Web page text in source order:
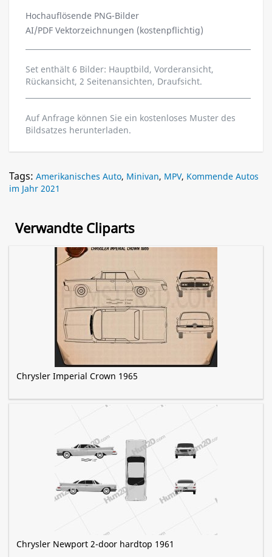
Hochauflösende PNG-Bilder
AI/PDF Vektorzeichnungen (kostenpflichtig)
Set enthält 6 Bilder: Hauptbild, Vorderansicht,
Rückansicht, 2 Seitenansichten, Draufsicht.
Auf Anfrage können Sie ein kostenloses Muster des
Bildsatzes herunterladen.
Tags: Amerikanisches Auto, Minivan, MPV, Kommende Autos
im Jahr 2021
Verwandte Cliparts
Chrysler Imperial Crown 1965
Chrysler Newport 2-door hardtop 1961